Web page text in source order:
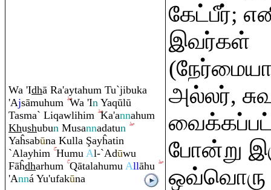
Wa 'Idhā Ra'aytahum Tu`jibuka
'Ajsāmuhum Wa 'In Yaqūlū
Tasma` Liqawlihim Ka'annahum
Khushubun Musannadatun
Yaĥsabūna Kulla Şayĥatin
`Alayhim Humu Al-`Adūwu
Fāĥdharhum Qātalahumu Allāhu
'Anná Yu'ufakūna
கேட்பீர்;
இவர்கள்
அல்லர்,
போன்று
ஒவ்வொரு